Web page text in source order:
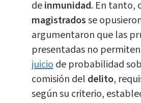
deinmunidad. En tanto,
magistradosse
argumentaron que las
presentadas no
juiciode probabilidad
comisión del delito,
según su criterio,